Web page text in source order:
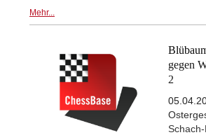
Mehr...
gegen
2